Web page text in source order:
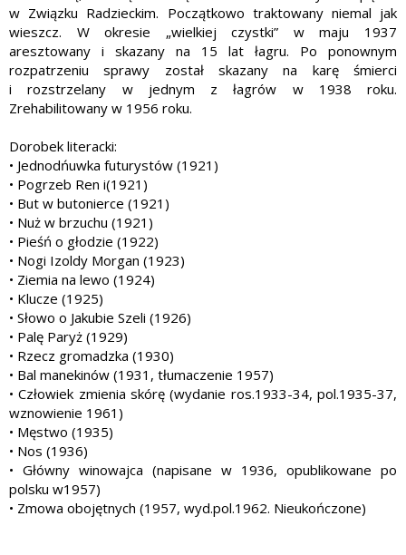
w Związku Radzieckim. Początkowo traktowany niemal jak
wieszcz. W okresie „wielkiej czystki” w maju 1937
aresztowany i skazany na 15 lat łagru. Po ponownym
rozpatrzeniu sprawy został skazany na karę śmierci
i rozstrzelany w jednym z łagrów w 1938 roku.
Zrehabilitowany w 1956 roku.
Dorobek literacki:
• Jednodńuwka futurystów (1921)
• Pogrzeb Ren i(1921)
• But w butonierce (1921)
• Nuż w brzuchu (1921)
• Pieśń o głodzie (1922)
• Nogi Izoldy Morgan (1923)
• Ziemia na lewo (1924)
• Klucze (1925)
• Słowo o Jakubie Szeli (1926)
• Palę Paryż (1929)
• Rzecz gromadzka (1930)
• Bal manekinów (1931, tłumaczenie 1957)
• Człowiek zmienia skórę (wydanie ros.1933-34, pol.1935-37,
wznowienie 1961)
• Męstwo (1935)
• Nos (1936)
• Główny winowajca (napisane w 1936, opublikowane po
polsku w1957)
• Zmowa obojętnych (1957, wyd.pol.1962. Nieukończone)